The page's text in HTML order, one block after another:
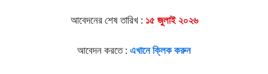
আবেদনের শেষ তারিখ : ১৫ জুলাই ২০২৬
আবেদন করতে :এখানে ক্লিক করুন